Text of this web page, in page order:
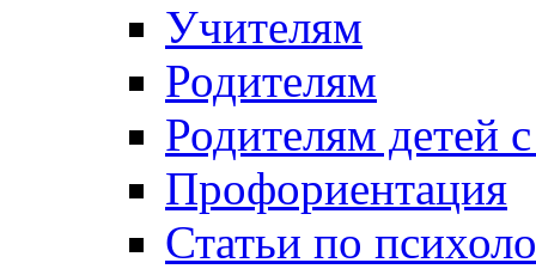
Учителям
Родителям
Родителям детей
Профориентация
Статьи по